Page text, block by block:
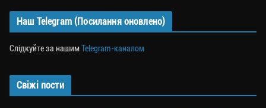
Наш Telegram (Посилання оновлено)
Слідкуйте за нашимTelegram-каналом
Свіжі пости